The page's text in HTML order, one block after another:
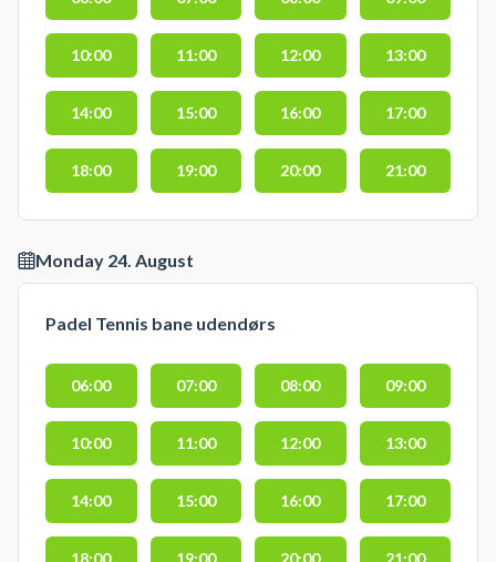
10:00 11:00 12:00 13:00
14:00 15:00 16:00 17:00
18:00 19:00 20:00 21:00
Monday 24. August
Padel Tennis bane udendørs
06:00 07:00 08:00 09:00
10:00 11:00 12:00 13:00
14:00 15:00 16:00 17:00